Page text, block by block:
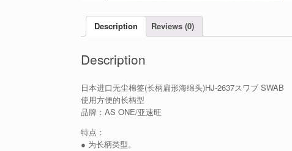
Description Reviews (0)
Description
日本进口无尘棉签(长柄扁形海绵头)HJ-2637スワブ SWAB
使用方便的长柄型
品牌：AS ONE/亚速旺
特点：
● 为长柄类型。